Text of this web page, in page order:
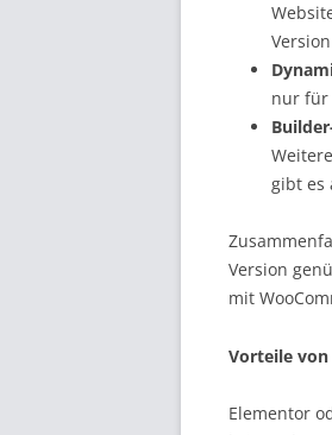
nur für
gibt es
Version
mit
Vorteile
Elementor